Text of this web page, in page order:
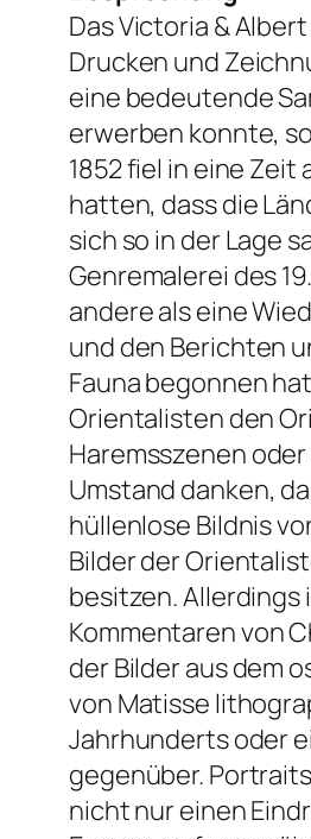
Das Victoria &
Drucken und
eine bedeutende
erwerben konnte,
1852 fiel in eine
hatten, dass die
sich so in der Lage
Genremalerei des
andere als eine
und den Berichten
Fauna begonnen
Orientalisten den
Haremsszenen
Umstand danken,
hüllenlose Bildnis
Bilder der
besitzen. Allerdings
Kommentaren von
der Bilder aus dem
von Matisse
Jahrhunderts oder
gegenüber.
nicht nur einen